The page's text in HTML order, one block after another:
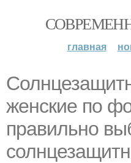
главная
женские по
правильно